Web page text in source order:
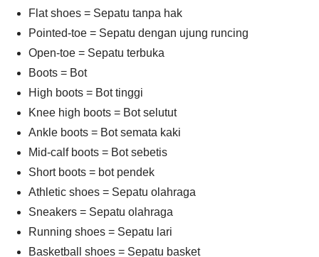
Flat shoes = Sepatu tanpa hak
Pointed-toe = Sepatu dengan ujung runcing
Open-toe = Sepatu terbuka
Boots = Bot
High boots = Bot tinggi
Knee high boots = Bot selutut
Ankle boots = Bot semata kaki
Mid-calf boots = Bot sebetis
Short boots = bot pendek
Athletic shoes = Sepatu olahraga
Sneakers = Sepatu olahraga
Running shoes = Sepatu lari
Basketball shoes = Sepatu basket